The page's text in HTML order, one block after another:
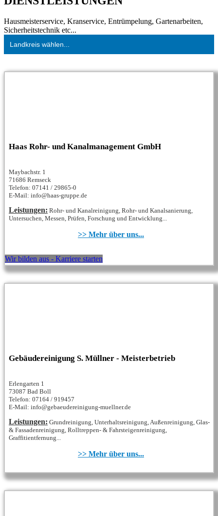
Hausmeisterservice, Kranservice, Entrümpelung, Gartenarbeiten,
Sicherheitstechnik etc...
Landkreis wählen...
Haas Rohr- und Kanalmanagement GmbH
Maybachstr. 1
71686 Remseck
Telefon: 07141 / 29865-0
E-Mail: info@haas-gruppe.de
Leistungen: Rohr- und Kanalreinigung, Rohr- und Kanalsanierung,
Untersuchen, Messen, Prüfen, Forschung und Entwicklung...
>> Mehr über uns...
Wir bilden aus - Karriere starten
Gebäudereinigung S. Müllner - Meisterbetrieb
Erlengarten 1
73087 Bad Boll
Telefon: 07164 / 919457
E-Mail: info@gebaeudereinigung-muellner.de
Leistungen: Grundreinigung, Unterhaltsreinigung, Außenreinigung, Glas-
& Fassadenreinigung, Rolltreppen- & Fahrsteigenreinigung,
Graffitientfernung...
>> Mehr über uns...